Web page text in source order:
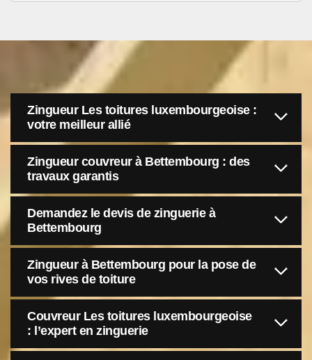
Zingueur Les toitures luxembourgeoise :
votre meilleur allié
Zingueur couvreur à Bettembourg : des
travaux garantis
Demandez le devis de zinguerie à
Bettembourg
Zingueur à Bettembourg pour la pose de
vos rives de toiture
Couvreur Les toitures luxembourgeoise
: l’expert en zinguerie